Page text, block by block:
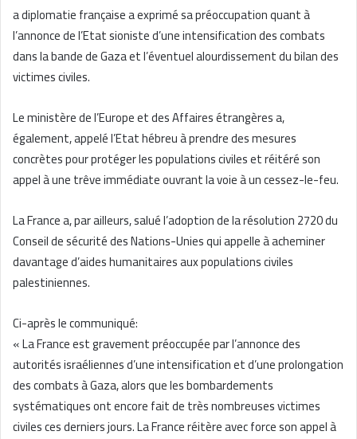
a diplomatie française a exprimé sa préoccupation quant à
l’annonce de l’Etat sioniste d’une intensification des combats
dans la bande de Gaza et l’éventuel alourdissement du bilan des
victimes civiles.
Le ministère de l’Europe et des Affaires étrangères a,
également, appelé l’Etat hébreu à prendre des mesures
concrètes pour protéger les populations civiles et réitéré son
appel à une trêve immédiate ouvrant la voie à un cessez-le-feu.
La France a, par ailleurs, salué l’adoption de la résolution 2720 du
Conseil de sécurité des Nations-Unies qui appelle à acheminer
davantage d’aides humanitaires aux populations civiles
palestiniennes.
Ci-après le communiqué:
« La France est gravement préoccupée par l’annonce des
autorités israéliennes d’une intensification et d’une prolongation
des combats à Gaza, alors que les bombardements
systématiques ont encore fait de très nombreuses victimes
civiles ces derniers jours. La France réitère avec force son appel à